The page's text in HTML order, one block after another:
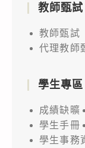
教師甄試
教師甄試
代理教師
學生專區
成績缺曠
學生手冊
學生事務